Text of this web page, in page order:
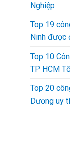
Nghiệp
Top 19
Ninh được
Top 10
TP HCM
Top 20
Dương uy